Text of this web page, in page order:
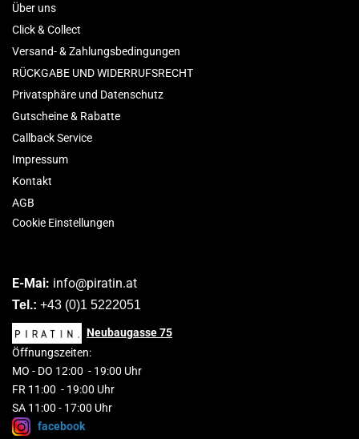
Über uns
Click & Collect
Versand- & Zahlungsbedingungen
RÜCKGABE UND WIDERRUFSRECHT
Privatsphäre und Datenschutz
Gutscheine & Rabatte
Callback Service
Impressum
Kontakt
AGB
Cookie Einstellungen
E-Mai: info@piratin.at
Tel.: +43 (0)1 5222051
Neubaugasse75
Öffnungszeiten:
MO - DO 1 2:00 - 19:00 Uhr
FR 11:00 - 19:00 Uhr
SA 11:00 - 17:00 Uhr
facebook